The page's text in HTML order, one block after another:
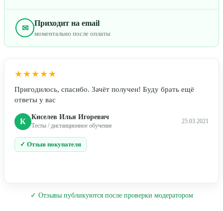
✉
Приходит на email
моментально после оплаты
★★★★★
Пригодилось, спасибо. Зачёт получен! Буду брать ещё
ответы у вас
К Киселев Илья Игоревич
Тесты / дистанционное обучение
25.03.2021
✓ Отзыв покупателя
✓ Отзывы публикуются после проверки модератором